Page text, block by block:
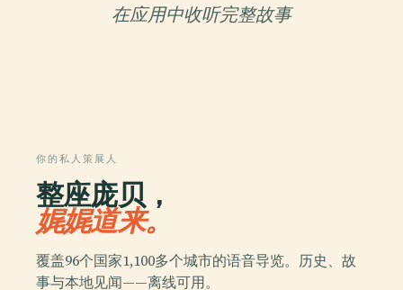
在应用中收听完整故事
你的私人策展人
整座庞贝，
娓娓道来。
覆盖96个国家1,100多个城市的语音导览。历史、故
事与本地见闻——离线可用。